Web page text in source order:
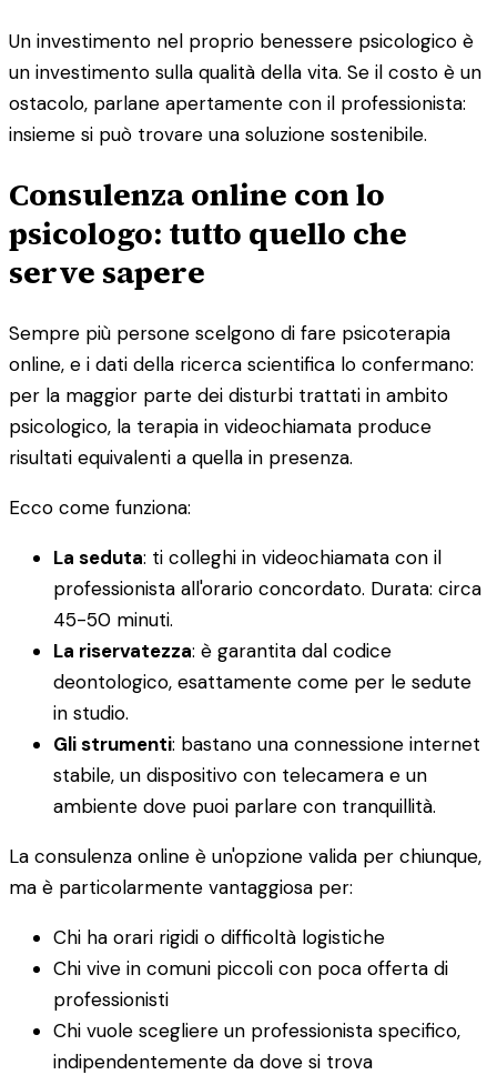
Un investimento nel proprio benessere psicologico è
un investimento sulla qualità della vita. Se il costo è un
ostacolo, parlane apertamente con il professionista:
insieme si può trovare una soluzione sostenibile.
Consulenza online con lo
psicologo: tutto quello che
serve sapere
Sempre più persone scelgono di fare psicoterapia
online, e i dati della ricerca scientifica lo confermano:
per la maggior parte dei disturbi trattati in ambito
psicologico, la terapia in videochiamata produce
risultati equivalenti a quella in presenza.
Ecco come funziona:
La seduta: ti colleghi in videochiamata con il
professionista all'orario concordato. Durata: circa
45-50 minuti.
La riservatezza: è garantita dal codice
deontologico, esattamente come per le sedute
in studio.
Gli strumenti: bastano una connessione internet
stabile, un dispositivo con telecamera e un
ambiente dove puoi parlare con tranquillità.
La consulenza online è un'opzione valida per chiunque,
ma è particolarmente vantaggiosa per:
Chi ha orari rigidi o difficoltà logistiche
Chi vive in comuni piccoli con poca offerta di
professionisti
Chi vuole scegliere un professionista specifico,
indipendentemente da dove si trova